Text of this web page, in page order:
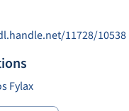
11728/10538
Fylax